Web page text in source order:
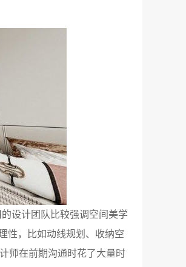
设计团队比较强调空间美学
性，比如动线规划、收纳空
师在前期沟通时花了大量时